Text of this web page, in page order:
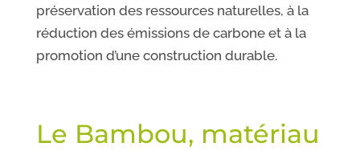
préservation des ressources naturelles, à la
réduction des émissions de carbone et à la
promotion d’une construction durable.
Le Bambou, matériau